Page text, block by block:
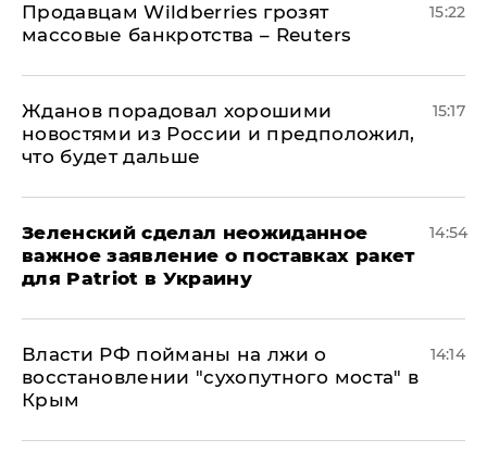
Продавцам Wildberries грозят
массовые банкротства – Reuters
15:22
Жданов порадовал хорошими
новостями из России и предположил,
что будет дальше
15:17
Зеленский сделал неожиданное
важное заявление о поставках ракет
для Patriot в Украину
14:54
Власти РФ пойманы на лжи о
восстановлении "сухопутного моста" в
Крым
14:14